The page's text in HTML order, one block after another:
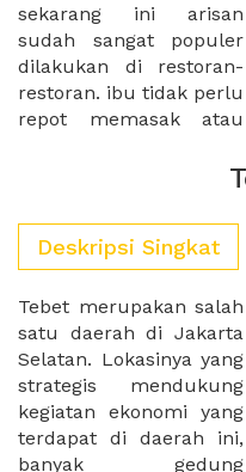
sekarang ini arisan
sudah sangat populer
dilakukan di restoran-
restoran. ibu tidak perlu
repot memasak atau
dan juga harga yang
ramah untuk kantong
Deskripsi Singkat
Tebet merupakan salah
satu daerah di Jakarta
Selatan. Lokasinya yang
strategis mendukung
kegiatan ekonomi yang
terdapat di daerah ini,
banyak gedung
meeting, sewa kantor
tebet, coworking space
tebet, meeting package
tebet, dan juga virtual
office tebet dengan
harga terjangkau dan
mudah melalui XWORK.